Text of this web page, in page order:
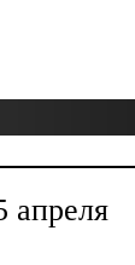
апреля